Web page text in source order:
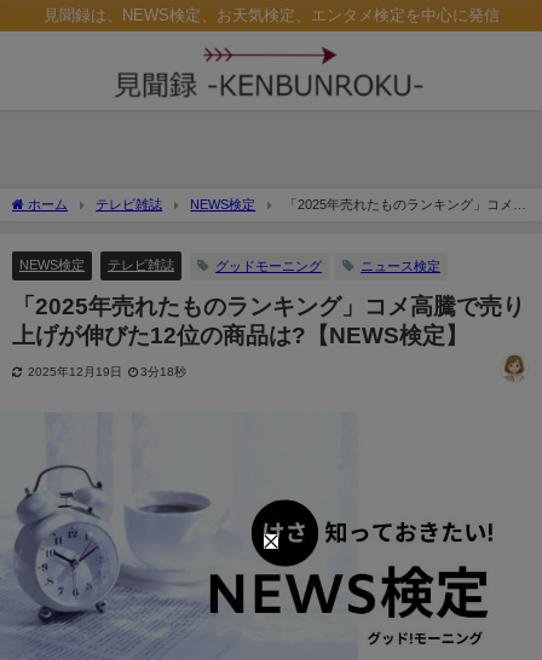
見聞録は、NEWS検定、お天気検定、エンタメ検定を中心に発信
ホーム テレビ雑誌 NEWS検定
「2025年売れたものランキング」コメ高
NEWS検定 テレビ雑誌 グッドモーニング ニュース検定
「2025年売れたものランキング」コメ高騰で売り
上げが伸びた12位の商品は?【NEWS検定】
2025年12月19日 3分18秒